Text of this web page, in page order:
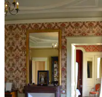
、5つ星中4.79つ星の平均